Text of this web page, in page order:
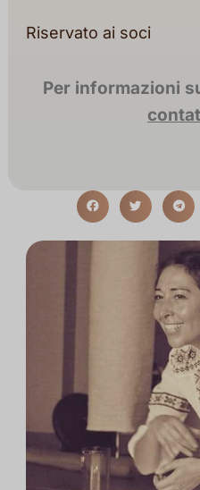
Riservato ai soci
Per informazioni